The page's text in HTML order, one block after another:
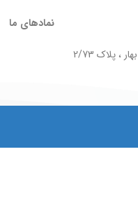
، پلاک 2/73
نمادهای ما